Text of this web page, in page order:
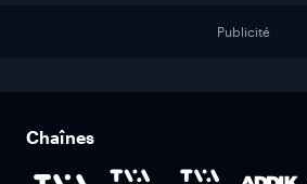
Publicité
Chaînes